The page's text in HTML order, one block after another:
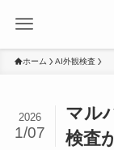
ホーム AI外観検査
マル
検査
2026
1/07